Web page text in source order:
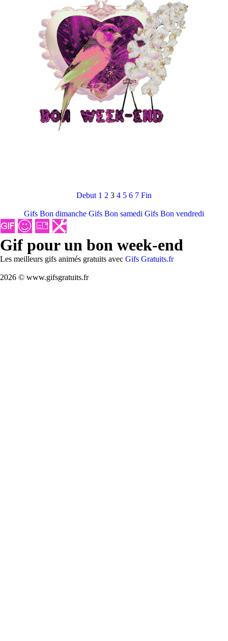
Debut 1 2 3 4 5 6 7 Fin
Gifs Bon dimanche Gifs Bon samedi Gifs Bon vendredi
Gif pour un bon week-end
Les meilleurs gifs animés gratuits avec Gifs Gratuits.fr
2026 © www.gifsgratuits.fr